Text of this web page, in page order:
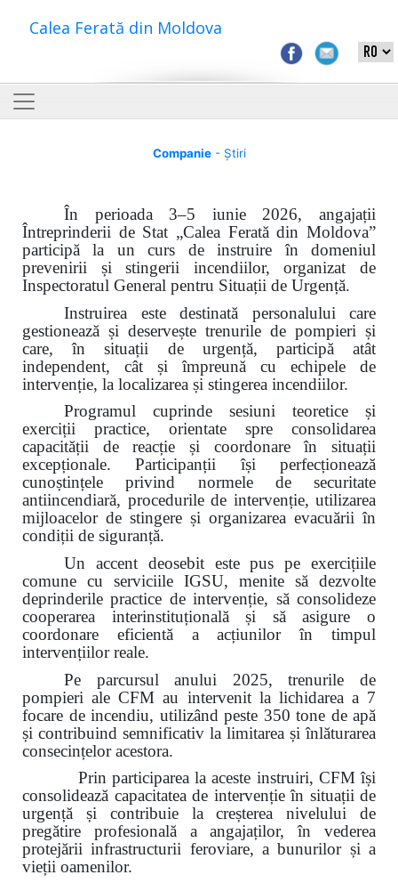
Calea Ferată din Moldova
Companie- Știri
În perioada 3–5 iunie 2026, angajații
Întreprinderii de Stat „Calea Ferată din Moldova”
participă la un curs de instruire în domeniul
prevenirii și stingerii incendiilor, organizat de
Inspectoratul General pentru Situații de Urgență.
Instruirea este destinată personalului care
gestionează și deservește trenurile de pompieri și
care, în situații de urgență, participă atât
independent, cât și împreună cu echipele de
intervenție, la localizarea și stingerea incendiilor.
Programul cuprinde sesiuni teoretice și
exerciții practice, orientate spre consolidarea
capacității de reacție și coordonare în situații
excepționale. Participanții își perfecționează
cunoștințele privind normele de securitate
antiincendiară, procedurile de intervenție, utilizarea
mijloacelor de stingere și organizarea evacuării în
condiții de siguranță.
Un accent deosebit este pus pe exercițiile
comune cu serviciile IGSU, menite să dezvolte
deprinderile practice de intervenție, să consolideze
cooperarea interinstituțională și să asigure o
coordonare eficientă a acțiunilor în timpul
intervențiilor reale.
Pe parcursul anului 2025, trenurile de
pompieri ale CFM au intervenit la lichidarea a 7
focare de incendiu, utilizând peste 350 tone de apă
și contribuind semnificativ la limitarea și înlăturarea
consecințelor acestora.
Prin participarea la aceste instruiri, CFM își
consolidează capacitatea de intervenție în situații de
urgență și contribuie la creșterea nivelului de
pregătire profesională a angajaților, în vederea
protejării infrastructurii feroviare, a bunurilor și a
vieții oamenilor.